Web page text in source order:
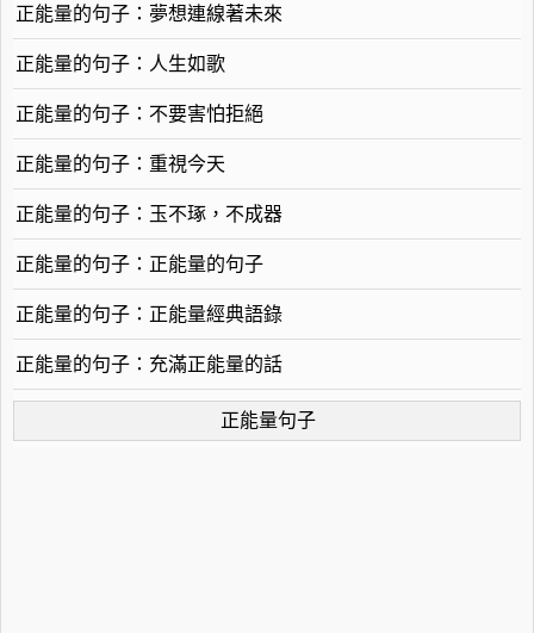
正能量的句子：夢想連線著未來
正能量的句子：人生如歌
正能量的句子：不要害怕拒絕
正能量的句子：重視今天
正能量的句子：玉不琢，不成器
正能量的句子：正能量的句子
正能量的句子：正能量經典語錄
正能量的句子：充滿正能量的話
正能量句子